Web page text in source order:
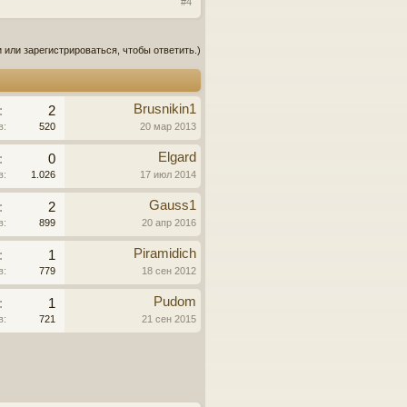
зарегистрироваться, чтобы ответить.)
2
520
Brusnikin1
20 мар 2013
0
1.026
Elgard
17 июл 2014
2
899
Gauss1
20 апр 2016
1
779
Piramidich
18 сен 2012
1
721
Pudom
21 сен 2015